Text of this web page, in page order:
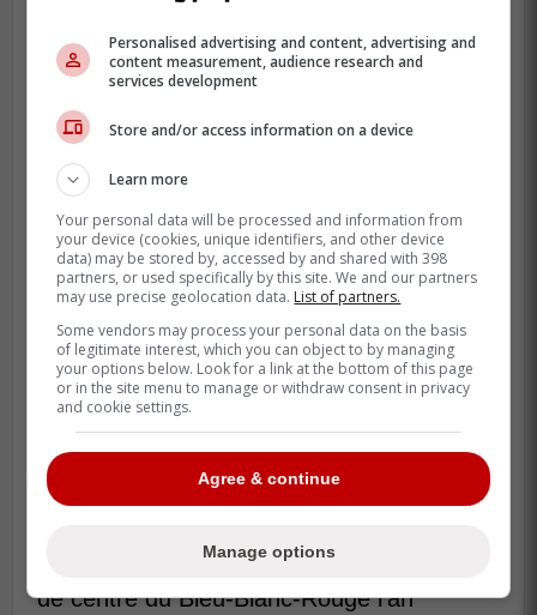
77 points en 2023-2024 - de solides
statistiques pour un joueur qui ne coûte
que 5,625 millions de dollars par année.
Il pourrait certainement renforcer la ligne
de centre du Bleu-Blanc-Rouge l'an
Personalised advertising and content, advertising and
content measurement, audience research and
services development
Store and/or access information on a device
Learn more
Your personal data will be processed and information from
your device (cookies, unique identifiers, and other device
data) may be stored by, accessed by and shared with 398
partners, or used specifically by this site. We and our partners
may use precise geolocation data. List of partners.
Some vendors may process your personal data on the basis
of legitimate interest, which you can object to by managing
your options below. Look for a link at the bottom of this page
or in the site menu to manage or withdraw consent in privacy
and cookie settings.
Agree & continue
Manage options